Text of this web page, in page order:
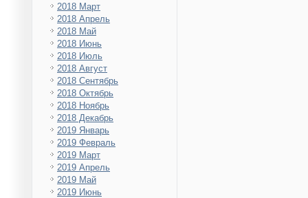
2018 Март
2018 Апрель
2018 Май
2018 Июнь
2018 Июль
2018 Август
2018 Сентябрь
2018 Октябрь
2018 Ноябрь
2018 Декабрь
2019 Январь
2019 Февраль
2019 Март
2019 Апрель
2019 Май
2019 Июнь